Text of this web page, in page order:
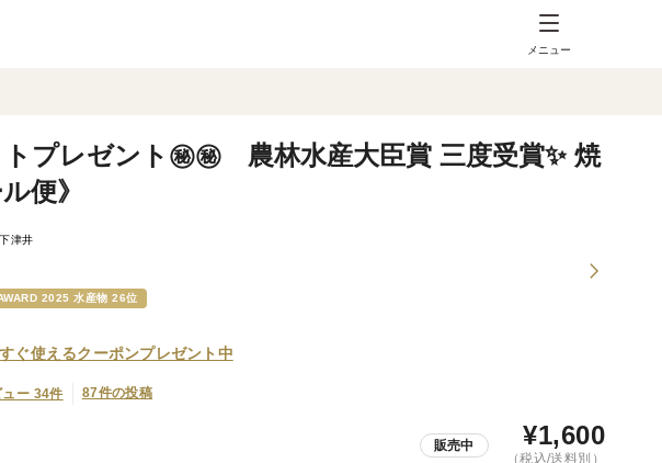
メニュー
プレゼント㊙㊙ 農林水産大臣賞 三度受賞✨ 焼
便》
津井
2025 水産物 26位
ぐ使えるクーポンプレゼント中
ュー 34件 87件の投稿
販売中 ¥1,600
（税込/送料別）